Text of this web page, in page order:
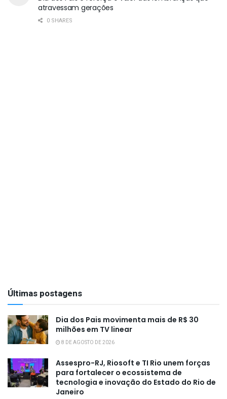
atravessam gerações
0 SHARES
Últimas postagens
Dia dos Pais movimenta mais de R$ 30
milhões em TV linear
8 DE AGOSTO DE 2026
Assespro-RJ, Riosoft e TI Rio unem forças
para fortalecer o ecossistema de
tecnologia e inovação do Estado do Rio de
Janeiro